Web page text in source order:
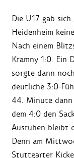
Die U17 gab
Heidenheim
Nach einem
Kramny 1:0. Ein
sorgte dann
deutliche 3:0-
44. Minute dann
dem 4:0 den
Ausruhen bleibt
Denn am
Stuttgarter